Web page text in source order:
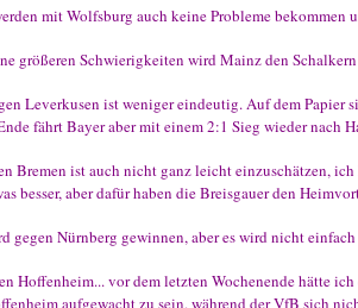
mit Wolfsburg auch keine Probleme bekommen
größeren Schwierigkeiten wird Mainz den
Leverkusen ist weniger eindeutig. Auf dem Papier
fährt Bayer aber mit einem 2:1 Sieg wieder nach
Bremen ist auch nicht ganz leicht einzuschätzen,
besser, aber dafür haben die Breisgauer den
gegen Nürnberg gewinnen, aber es wird nicht
Hoffenheim... vor dem letzten Wochenende hätte
aufgewacht zu sein, während der VfB sich